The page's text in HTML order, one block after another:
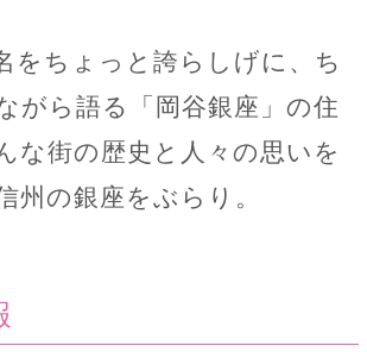
をちょっと誇らしげに、ち
がら語る「岡谷銀座」の住
な街の歴史と人々の思いを
州の銀座をぶらり。